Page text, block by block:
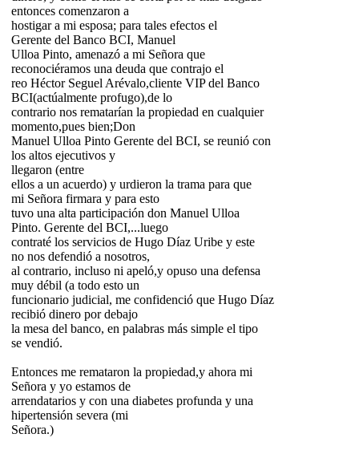
entonces comenzaron a
hostigar a mi esposa; para tales efectos el
Gerente del Banco BCI, Manuel
Ulloa Pinto, amenazó a mi Señora que
reconociéramos una deuda que contrajo el
reo Héctor Seguel Arévalo,cliente VIP del Banco
BCI(actúalmente profugo),de lo
contrario nos rematarían la propiedad en cualquier
momento,pues bien;Don
Manuel Ulloa Pinto Gerente del BCI, se reunió con
los altos ejecutivos y
llegaron (entre
ellos a un acuerdo) y urdieron la trama para que
mi Señora firmara y para esto
tuvo una alta participación don Manuel Ulloa
Pinto. Gerente del BCI,...luego
contraté los servicios de Hugo Díaz Uribe y este
no nos defendió a nosotros,
al contrario, incluso ni apeló,y opuso una defensa
muy débil (a todo esto un
funcionario judicial, me confidenció que Hugo Díaz
recibió dinero por debajo
la mesa del banco, en palabras más simple el tipo
se vendió.
Entonces me remataron la propiedad,y ahora mi
Señora y yo estamos de
arrendatarios y con una diabetes profunda y una
hipertensión severa (mi
Señora.)